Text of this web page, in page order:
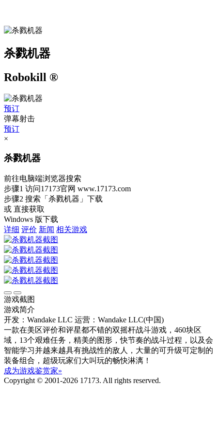
杀戮机器
Robokill ®
预订
弹幕射击
预订
×
杀戮机器
前往电脑端浏览器搜索
步骤1 访问17173官网 www.17173.com
步骤2 搜索 「杀戮机器」 下载
或 直接获取
Windows 版下载
详细 评价 新闻 相关游戏
游戏截图
游戏简介
开发：Wandake LLC 运营：Wandake LLC(中国)
一款在美区评价和评星都不错的双摇杆战斗游戏，460块区
域，13个艰难任务，精美的图形，快节奏的战斗过程，以及会
智能学习并越来越具有挑战性的敌人，大量的可升级可定制的
装备组合，超级玩家们大叫玩的畅快淋漓！
成为游戏鉴赏家»
Copyright © 2001-2026 17173. All rights reserved.